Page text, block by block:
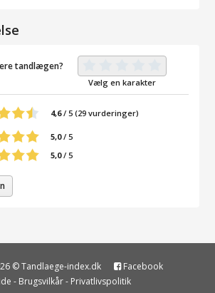
tandlægen?
Vælg en karakter
4,6/5 (29 vurderinger)
5,0/ 5
5,0/ 5
© Tandlaege-index.dk
Facebook
- Brugsvilkår- Privatlivspolitik